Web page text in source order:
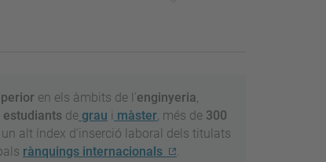
en els àmbits de l'enginyeria,
estudiants de grau i màster, més de 300
alt índex d'inserció laboral dels titulats
rànquings internacionals .